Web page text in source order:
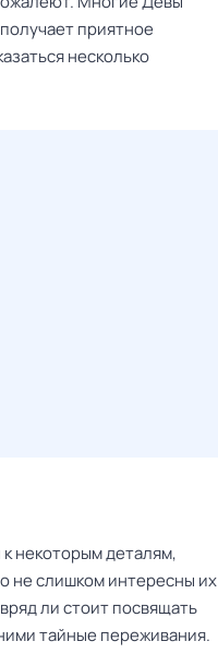
приятное
несколько
некоторым деталям,
не слишком интересны их
ли стоит посвящать
тайные переживания.